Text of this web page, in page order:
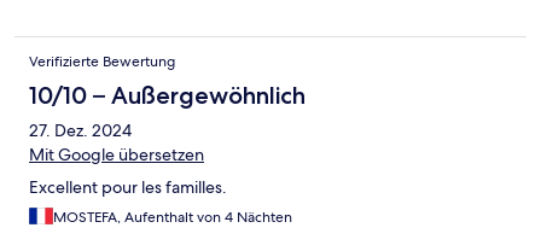
Verifizierte Bewertung
10/10 – Außergewöhnlich
27. Dez. 2024
Mit Google übersetzen
Excellent pour les familles.
MOSTEFA, Aufenthalt von 4 Nächten